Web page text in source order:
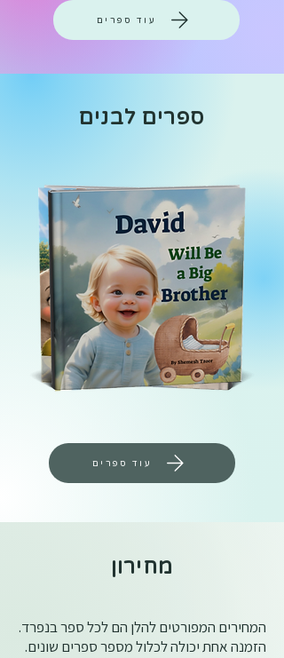
עוד ספרים
ספרים לבנים
עוד ספרים
מחירון
המחירים המפורטים להלן הם לכל ספר בנפרד.
הזמנה אחת יכולה לכלול מספר ספרים שונים.